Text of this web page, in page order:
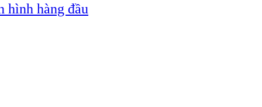
hình hàng đầu